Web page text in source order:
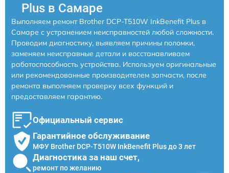
Plus в Самаре
Выполняем ремонт Brother DCP-T510W InkBenefit Plus в
Самаре с устранением неисправностей любой сложности.
Проводим диагностику, выявляем причины поломки,
заменяем неисправные детали и восстанавливаем
работоспособность устройства. Используем оригинальные
или рекомендованные производителем запчасти, после
ремонта выполняем проверку всех функций и
предоставляем гарантию.
Официальный сервис
Гарантийное обслуживание
МФУ Brother DCP-T510W InkBenefit Plus до 3 лет
Диагностика за наш счет,
ремонт по желанию